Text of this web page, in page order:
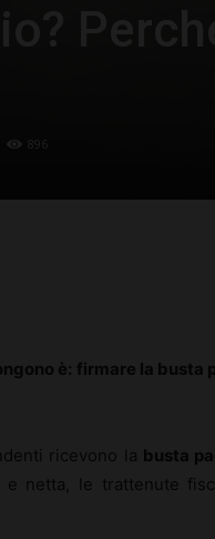
896
è: firmare la busta
ricevono la busta
e netta, le trattenute